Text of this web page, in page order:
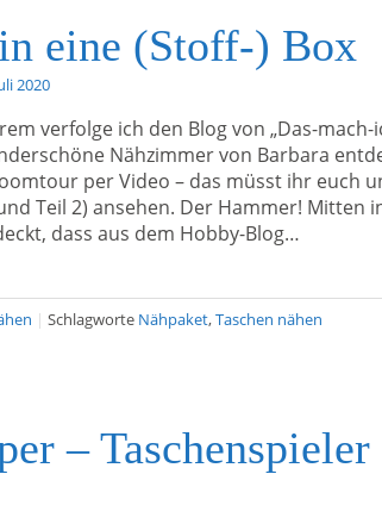
eine (Stoff-) Box
2020
verfolge ich den Blog von „Das-
Nähzimmer von Barbara
per Video – das müsst ihr euch
Teil 2) ansehen. Der Hammer! Mitten
dass aus dem Hobby-Blog…
| Schlagworte Nähpaket,Taschen nähen
– Taschenspieler